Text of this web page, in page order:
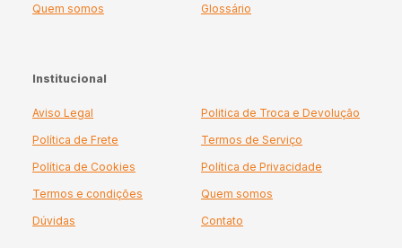
Quem somos
Glossário
Institucional
Aviso Legal
Politica de Troca e Devolução
Política de Frete
Termos de Serviço
Política de Cookies
Política de Privacidade
Termos e condições
Quem somos
Dúvidas
Contato